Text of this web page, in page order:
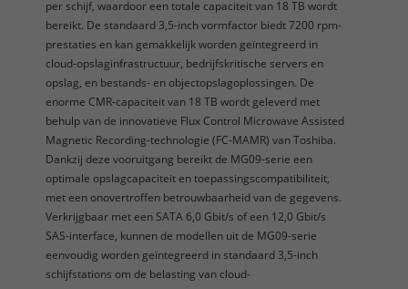
per schijf, waardoor een totale capaciteit van 18 TB wordt
bereikt. De standaard 3,5-inch vormfactor biedt 7200 rpm-
prestaties en kan gemakkelijk worden geïntegreerd in
cloud-opslaginfrastructuur, bedrijfskritische servers en
opslag, en bestands- en objectopslagoplossingen. De
enorme CMR-capaciteit van 18 TB wordt geleverd met
behulp van de innovatieve Flux Control Microwave Assisted
Magnetic Recording-technologie (FC-MAMR) van Toshiba.
Dankzij deze vooruitgang bereikt de MG09-serie een
optimale opslagcapaciteit en toepassingscompatibiliteit,
met een onovertroffen betrouwbaarheid van de gegevens.
Verkrijgbaar met een SATA 6,0 Gbit/s of een 12,0 Gbit/s
SAS-interface, kunnen de modellen uit de MG09-serie
eenvoudig worden geïntegreerd in standaard 3,5-inch
schijfstations om de belasting van cloud-